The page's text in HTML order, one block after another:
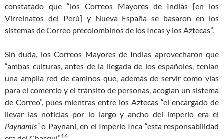
constatado que “los Correos Mayores de Indias [en los
Virreinatos del Perú] y Nueva España se basaron en los
sistemas de Correo precolombinos de los Incas y los Aztecas”.
Sin duda, los Correos Mayores de Indias aprovecharon que
“ambas culturas, antes de la llegada de los españoles, tenían
una amplia red de caminos que, además de servir como vías
para el comercio y el tránsito de personas, acogían un sistema
de Correo”, pues mientras entre los Aztecas “el encargado de
llevar las noticias por lo largo y ancho del imperio era el
Paynamis”o Paynani, en el Imperio Inca “esta responsabilidad
16